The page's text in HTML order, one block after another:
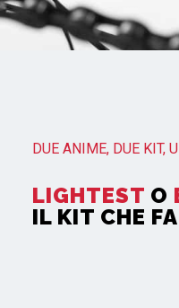
DUE ANIME, DUE KIT,
LIGHTEST O
IL KIT CHE